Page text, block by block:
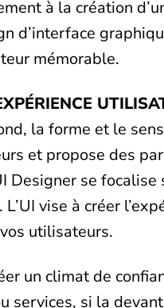
à la création
d’interface
mémorable.
la forme et le
et propose des
Designer se focalise
vise à créer
utilisateurs.
un climat de
services, si la